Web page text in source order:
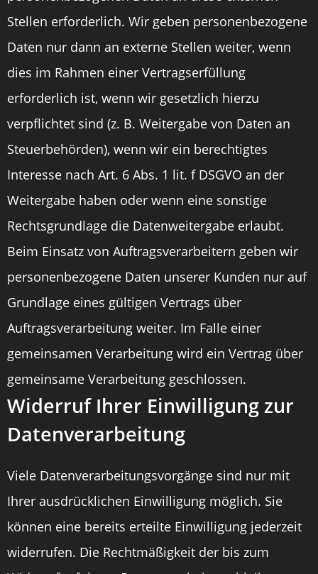
Stellen erforderlich. Wir geben personenbezogene
Daten nur dann an externe Stellen weiter, wenn
dies im Rahmen einer Vertragserfüllung
erforderlich ist, wenn wir gesetzlich hierzu
verpflichtet sind (z. B. Weitergabe von Daten an
Steuerbehörden), wenn wir ein berechtigtes
Interesse nach Art. 6 Abs. 1 lit. f DSGVO an der
Weitergabe haben oder wenn eine sonstige
Rechtsgrundlage die Datenweitergabe erlaubt.
Beim Einsatz von Auftragsverarbeitern geben wir
personenbezogene Daten unserer Kunden nur auf
Grundlage eines gültigen Vertrags über
Auftragsverarbeitung weiter. Im Falle einer
gemeinsamen Verarbeitung wird ein Vertrag über
gemeinsame Verarbeitung geschlossen.
Widerruf Ihrer Einwilligung zur
Datenverarbeitung
Viele Datenverarbeitungsvorgänge sind nur mit
Ihrer ausdrücklichen Einwilligung möglich. Sie
können eine bereits erteilte Einwilligung jederzeit
widerrufen. Die Rechtmäßigkeit der bis zum